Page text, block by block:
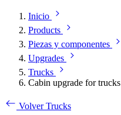
Inicio
Products
Piezas y componentes
Upgrades
Trucks
Cabin upgrade for trucks
Volver Trucks